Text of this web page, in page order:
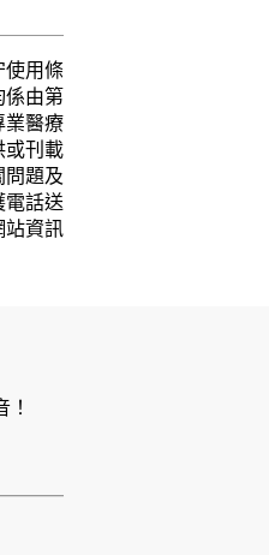
使用條
由第
醫療
刊載
題及
話送
資訊